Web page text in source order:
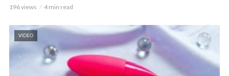
196 views 4 min read
VIDEO